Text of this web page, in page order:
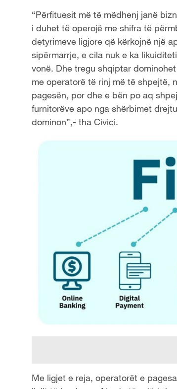
“Përfituesit më të mëdhenj janë
i duhet të operojë me shifra të
detyrimeve ligjore që kërkojnë një
sipërmarrje, e cila nuk e ka
vonë. Dhe tregu shqiptar
me operatorë të rinj më të shpejtë,
pagesën, por dhe e bën po aq
furnitorëve apo nga shërbimet
dominon”,- tha Civici.
Me ligjet e reja, operatorët e